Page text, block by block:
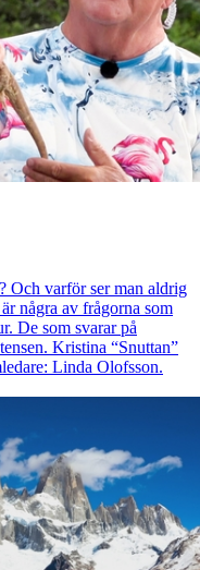
Och varför ser man aldrig
några av frågorna som
De som svarar på
Kristina “Snuttan”
Linda Olofsson.